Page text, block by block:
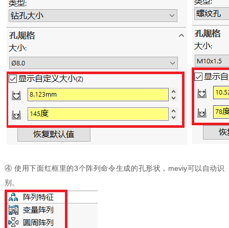
④ 使用下面红框里的3个阵列命令生成的孔形状，meviy可以自动识
别。